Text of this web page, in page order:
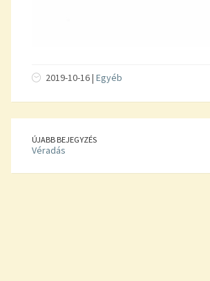
2019-10-16 | Egyéb
ÚJABB BEJEGYZÉS
Véradás